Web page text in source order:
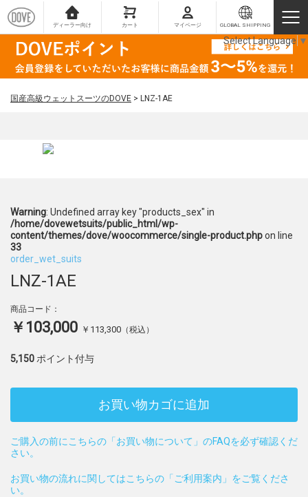
ディーラー向け カート マイページ GLOBAL SHIPPING
国産高級ウェットスーツのDOVE > LNZ-1AE
Warning: Undefined array key "products_sex" in
/home/dovewetsuits/public_html/wp-
content/themes/dove/woocommerce/single-product.phpon line
33
order_wet_suits
LNZ-1AE
商品コード：
￥103,000 ￥113,300 （税込）
5,150 ポイント付与
お買い物カゴに追加
ご購入の前にこちらの「お買い物について」のFAQを必ず確認くだ
さい。
お買い物の流れに関してはこちらの「ご利用案内」をご覧くださ
い。
Select Language ▼